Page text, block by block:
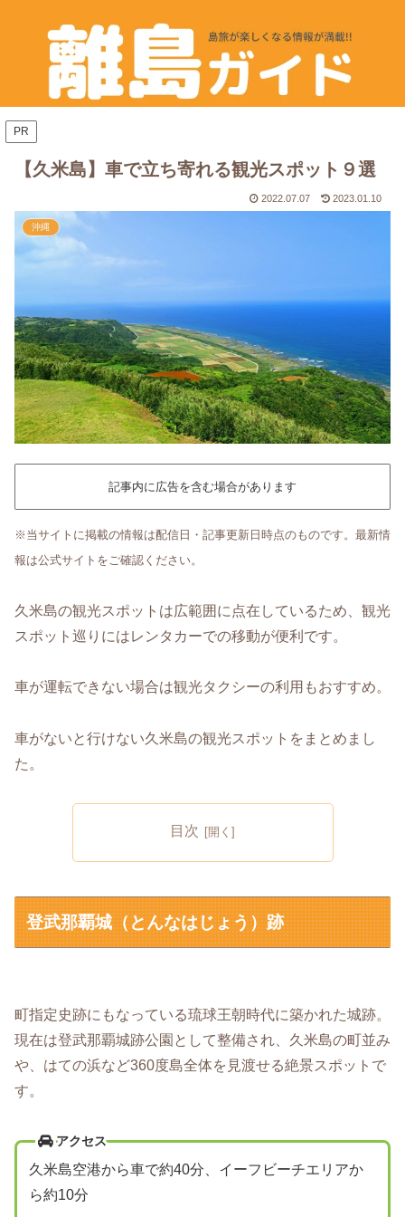
PR
【久米島】車で立ち寄れる観光スポット９選
2022.07.07 2023.01.10
沖縄
記事内に広告を含む場合があります
※当サイトに掲載の情報は配信日・記事更新日時点のものです。最新情
報は公式サイトをご確認ください。
久米島の観光スポットは広範囲に点在しているため、観光
スポット巡りにはレンタカーでの移動が便利です。
車が運転できない場合は観光タクシーの利用もおすすめ。
車がないと行けない久米島の観光スポットをまとめまし
た。
目次
登武那覇城（とんなはじょう）跡
町指定史跡にもなっている琉球王朝時代に築かれた城跡。
現在は登武那覇城跡公園として整備され、久米島の町並み
や、はての浜など360度島全体を見渡せる絶景スポットで
す。
アクセス
久米島空港から車で約40分、イーフビーチエリアか
ら約10分